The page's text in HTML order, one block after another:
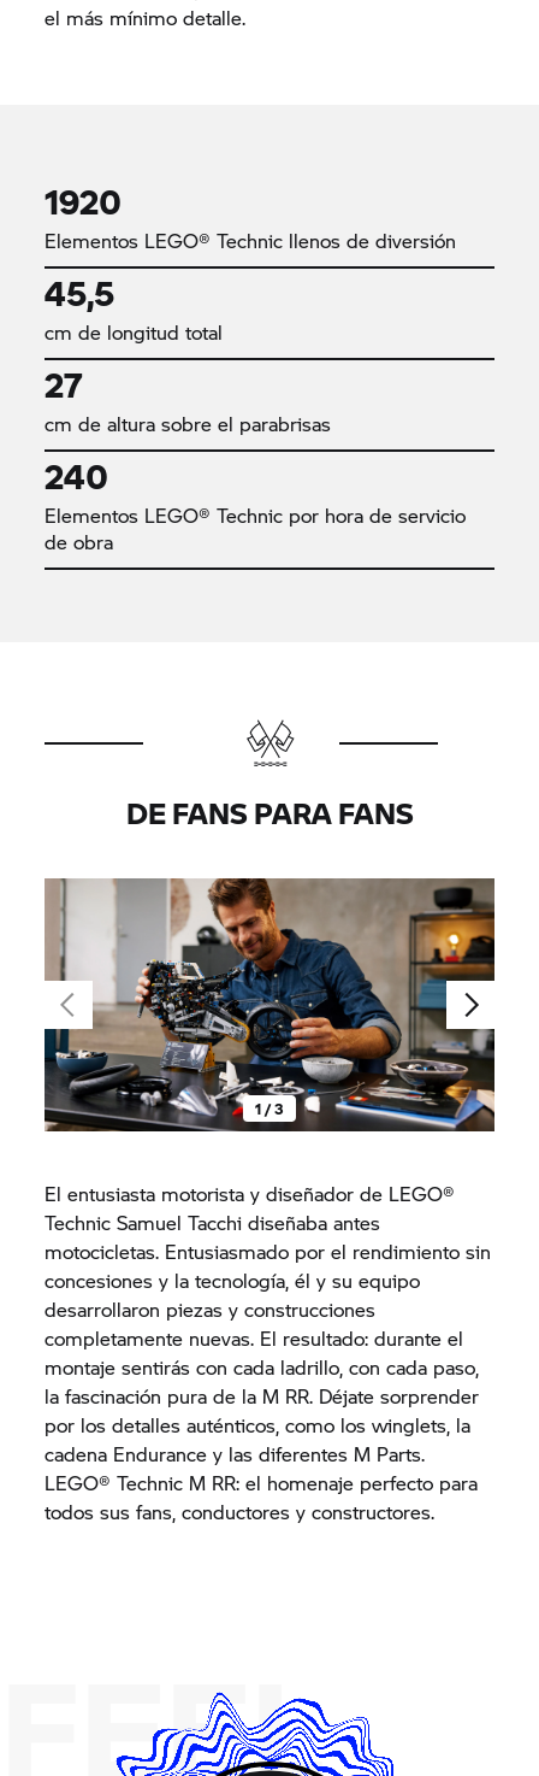
el más mínimo detalle.
1920
Elementos LEGO® Technic llenos de diversión
45,5
cm de longitud total
27
cm de altura sobre el parabrisas
240
Elementos LEGO® Technic por hora de servicio
de obra
DE FANS PARA FANS
1 / 3
El entusiasta motorista y diseñador de LEGO®
Technic Samuel Tacchi diseñaba antes
motocicletas. Entusiasmado por el rendimiento sin
concesiones y la tecnología, él y su equipo
desarrollaron piezas y construcciones
completamente nuevas. El resultado: durante el
montaje sentirás con cada ladrillo, con cada paso,
la fascinación pura de la M RR. Déjate sorprender
por los detalles auténticos, como los winglets, la
cadena Endurance y las diferentes M Parts.
LEGO® Technic M RR: el homenaje perfecto para
todos sus fans, conductores y constructores.
FEEL